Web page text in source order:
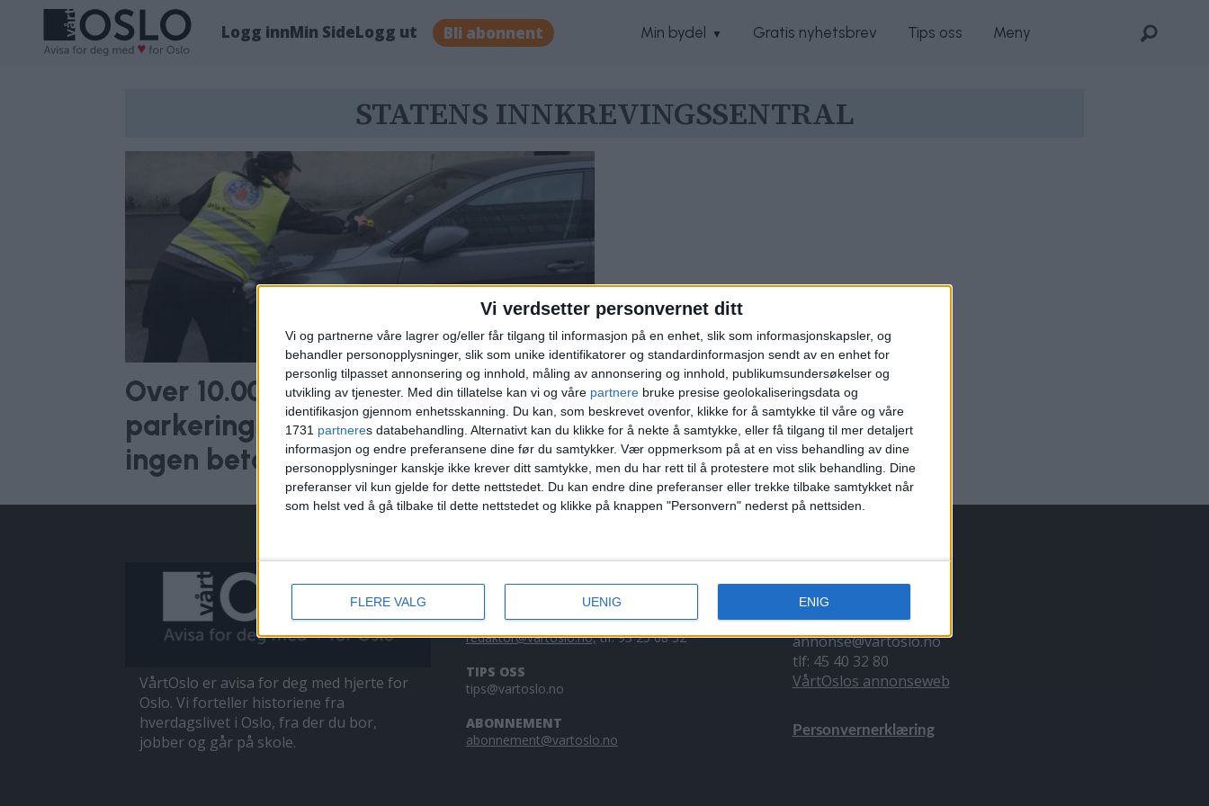
Vi verdsetter personvernet ditt
Vi og partnerne våre lagrer og/eller får tilgang til informasjon på en enhet, slik som informasjonskapsler, og
behandler personopplysninger, slik som unike identifikatorer og standardinformasjon sendt av en enhet for
personlig tilpasset annonsering og innhold, måling av annonsering og innhold, publikumsundersøkelser og
utvikling av tjenester. Med din tillatelse kan vi og våre partnere bruke presise geolokaliseringsdata og
identifikasjon gjennom enhetsskanning. Du kan, som beskrevet ovenfor, klikke for å samtykke til våre og våre
1731 partneres databehandling. Alternativt kan du klikke for å nekte å samtykke, eller få tilgang til mer detaljert
informasjon og endre preferansene dine før du samtykker. Vær oppmerksom på at en viss behandling av dine
personopplysninger kanskje ikke krever ditt samtykke, men du har rett til å protestere mot slik behandling. Dine
preferanser vil kun gjelde for dette nettstedet. Du kan endre dine preferanser eller trekke tilbake samtykket når
som helst ved å gå tilbake til dette nettstedet og klikke på knappen "Personvern" nederst på nettsiden.
FLERE VALG UENIG ENIG
Logg innMin SideLogg ut Bli abonnent Min bydel Gratis nyhetsbrev Tips oss Meny
innkrevingssentral
STATENS INNKREVINGSSENTRAL
Over 10.000 utenlandske biler fikk
parkeringsbøter i Oslo i fjor. Nesten
ingen betaler
VårtOslo er avisa for deg med hjerte for
Oslo. Vi forteller historiene fra
hverdagslivet i Oslo, fra der du bor,
jobber og går på skole.
KONTAKT OSS
Redaktør, Vegard Velle
redaktor@vartoslo.no,tlf: 93 25 68 32
TIPS OSS
tips@vartoslo.no
ABONNEMENT
abonnement@vartoslo.no
ANNONSERING
Vil du annonsere?
annonse@vartoslo.no
tlf: 45 40 32 80
VårtOslos annonseweb
Personvernerklæring